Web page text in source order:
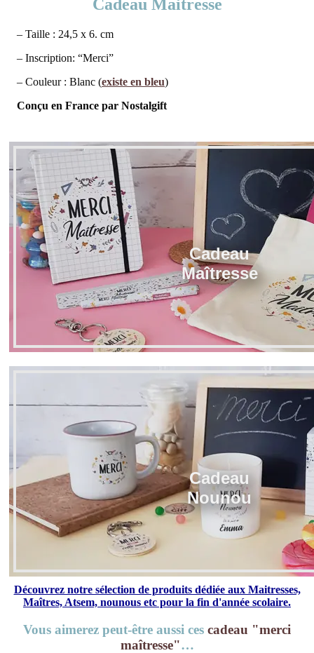
Cadeau Maitresse
– Taille : 24,5 x 6. cm
– Inscription: “Merci”
– Couleur : Blanc (existe en bleu)
Conçu en France par Nostalgift
Cadeau
Maîtresse
Cadeau
Nounou
Découvrez notre sélection de produits dédiée aux Maitresses,
Maîtres, Atsem, nounous etc pour la fin d'année scolaire.
Vous aimerez peut-être aussi ces cadeau "merci
maîtresse"…